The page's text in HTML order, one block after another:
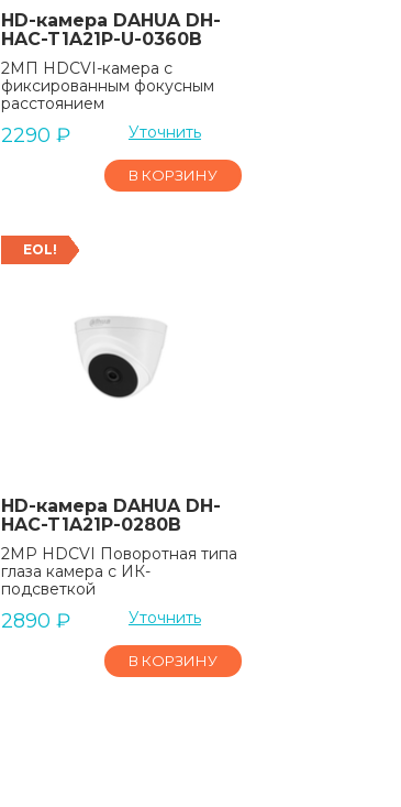
HD-камера DAHUA DH-
HAC-T1A21P-U-0360B
2МП HDCVI-камера с
фиксированным фокусным
расстоянием
2290 ₽ Уточнить
В КОРЗИНУ
EOL!
HD-камера DAHUA DH-
HAC-T1A21P-0280B
2MP HDCVI Поворотная типа
глаза камера с ИК-
подсветкой
2890 ₽ Уточнить
В КОРЗИНУ